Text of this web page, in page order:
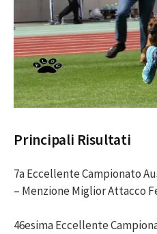
Principali Risultati
7a Eccellente Campionato
– Menzione Miglior Attacco
46esima Eccellente